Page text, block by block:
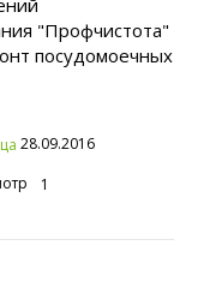
"Профчистота"
посудомоечных
28.09.2016
1